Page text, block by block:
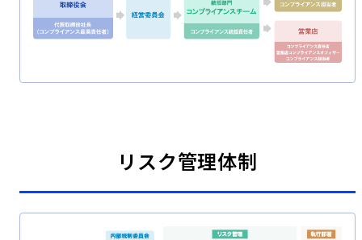
リスク管理体制